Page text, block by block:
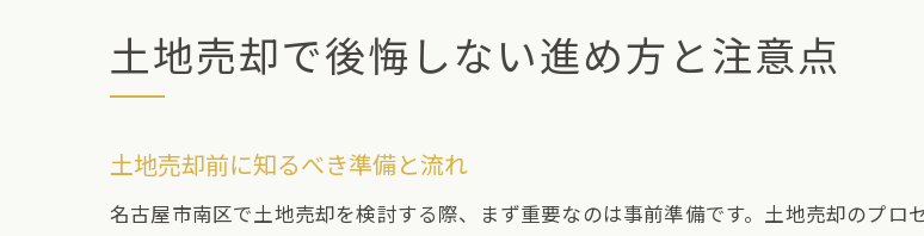
売却の成功を導く税金対策の工夫
土地売却時の税金負担を減らす
土地売却時に役立つ税制上の
土地売却で後悔しない進め方と注意点
土地売却前に知るべき準備と流れ
名古屋市南区で土地売却を検討する際、まず重要なのは事前準備です。土地売却のプロ